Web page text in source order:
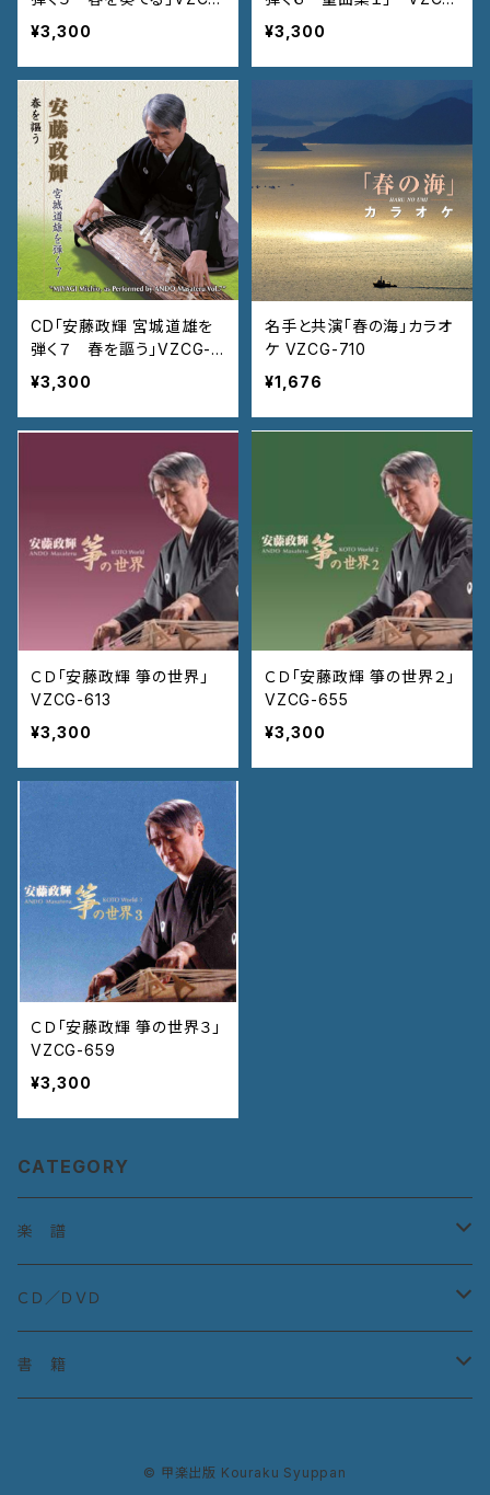
-801
¥3,300
-811
¥3,300
CD「安藤政輝 宮城道雄を
弾く７ 春を謳う」VZCG-8
21
¥3,300
名手と共演「春の海」カラオ
ケ VZCG-710
¥1,676
ＣＤ「安藤政輝 箏の世界」
VZCG-613
¥3,300
ＣＤ「安藤政輝 箏の世界２」
VZCG-655
¥3,300
ＣＤ「安藤政輝 箏の世界３」
VZCG-659
¥3,300
CATEGORY
楽 譜
宮城道雄作曲集
宮城道雄童曲集
ＣＤ／ＤＶＤ
ＣＤ：古典曲
書 籍
© 甲楽出版 Kouraku Syuppan